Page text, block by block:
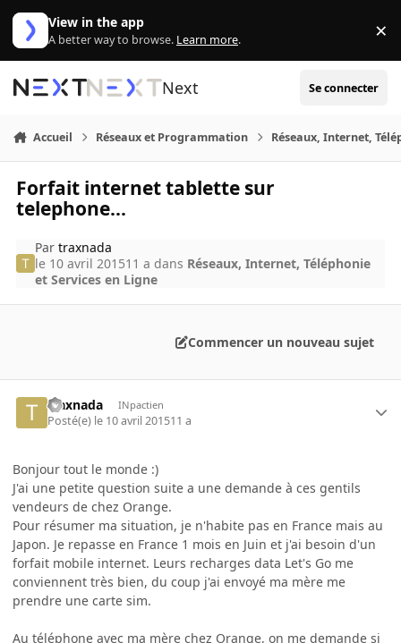
Aller au contenu
View in the app
A better way to browse. Learn more. ×
Next Se connecter
Accueil Réseaux et Programmation Réseaux, Internet,
Forfait internet tablette sur
telephone...
Partraxnada
le 10 avril 201511 a dans Réseaux, Internet, Téléphonie
et Services en Ligne
Commencer un nouveau sujet
traxnada INpactien
Posté(e) le 10 avril 201511 a
Bonjour tout le monde :)
J'ai une petite question suite a une demande à ces gentils
vendeurs de chez Orange.
Pour résumer ma situation, je n'habite pas en France mais au
Japon. Je repasse en France 1 mois en Juin et j'ai besoin d'un
forfait mobile internet. Leurs recharges data Let's Go me
conviennent très bien, du coup j'ai envoyé ma mère me
prendre une carte sim.
Au téléphone avec ma mère chez Orange, on me demande si